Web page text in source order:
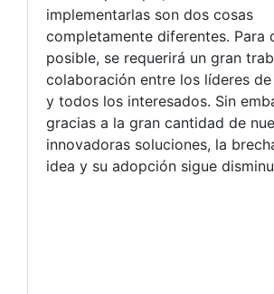
implementarlas son dos cosas
completamente diferentes. Para
posible, se requerirá un gran
colaboración entre los líderes
y todos los interesados. Sin
gracias a la gran cantidad de
innovadoras soluciones, la
idea y su adopción sigue